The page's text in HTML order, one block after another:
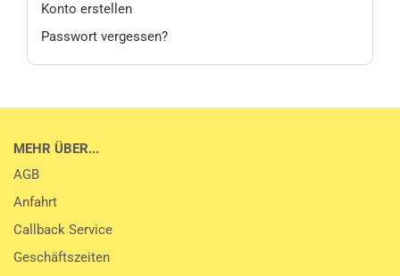
Konto erstellen
Passwort vergessen?
MEHR ÜBER...
AGB
Anfahrt
Callback Service
Geschäftszeiten